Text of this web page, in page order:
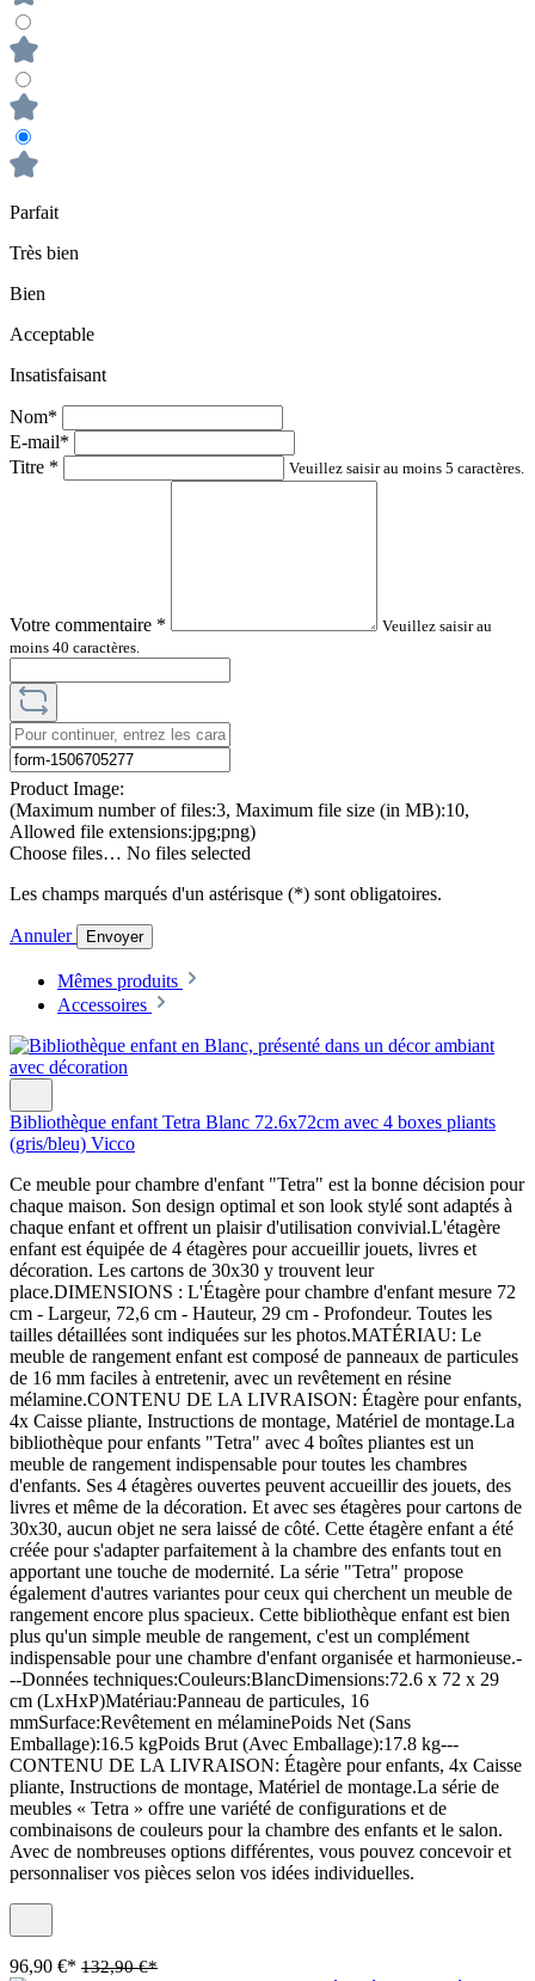
Parfait
Très bien
Bien
Acceptable
Insatisfaisant
Nom*
E-mail*
Titre * Veuillez saisir au moins 5 caractères.
Votre commentaire *
Veuillez saisir au
moins 40 caractères.
Product Image:
(Maximum number of files:3, Maximum file size (in MB):10,
Allowed file extensions:jpg;png)
Choose files… No files selected
Les champs marqués d'un astérisque (*) sont obligatoires.
Annuler Envoyer
Mêmes produits
Accessoires
Bibliothèque enfant Tetra Blanc 72.6x72cm avec 4 boxes pliants
(gris/bleu) Vicco
Ce meuble pour chambre d'enfant "Tetra" est la bonne décision pour
chaque maison. Son design optimal et son look stylé sont adaptés à
chaque enfant et offrent un plaisir d'utilisation convivial.L'étagère
enfant est équipée de 4 étagères pour accueillir jouets, livres et
décoration. Les cartons de 30x30 y trouvent leur
place.DIMENSIONS : L'Étagère pour chambre d'enfant mesure 72
cm - Largeur, 72,6 cm - Hauteur, 29 cm - Profondeur. Toutes les
tailles détaillées sont indiquées sur les photos.MATÉRIAU: Le
meuble de rangement enfant est composé de panneaux de particules
de 16 mm faciles à entretenir, avec un revêtement en résine
mélamine.CONTENU DE LA LIVRAISON: Étagère pour enfants,
4x Caisse pliante, Instructions de montage, Matériel de montage.La
bibliothèque pour enfants "Tetra" avec 4 boîtes pliantes est un
meuble de rangement indispensable pour toutes les chambres
d'enfants. Ses 4 étagères ouvertes peuvent accueillir des jouets, des
livres et même de la décoration. Et avec ses étagères pour cartons de
30x30, aucun objet ne sera laissé de côté. Cette étagère enfant a été
créée pour s'adapter parfaitement à la chambre des enfants tout en
apportant une touche de modernité. La série "Tetra" propose
également d'autres variantes pour ceux qui cherchent un meuble de
rangement encore plus spacieux. Cette bibliothèque enfant est bien
plus qu'un simple meuble de rangement, c'est un complément
indispensable pour une chambre d'enfant organisée et harmonieuse.-
--Données techniques:Couleurs:BlancDimensions:72.6 x 72 x 29
cm (LxHxP)Matériau:Panneau de particules, 16
mmSurface:Revêtement en mélaminePoids Net (Sans
Emballage):16.5 kgPoids Brut (Avec Emballage):17.8 kg---
CONTENU DE LA LIVRAISON: Étagère pour enfants, 4x Caisse
pliante, Instructions de montage, Matériel de montage.La série de
meubles « Tetra » offre une variété de configurations et de
combinaisons de couleurs pour la chambre des enfants et le salon.
Avec de nombreuses options différentes, vous pouvez concevoir et
personnaliser vos pièces selon vos idées individuelles.
96,90 €* 132,90 €*